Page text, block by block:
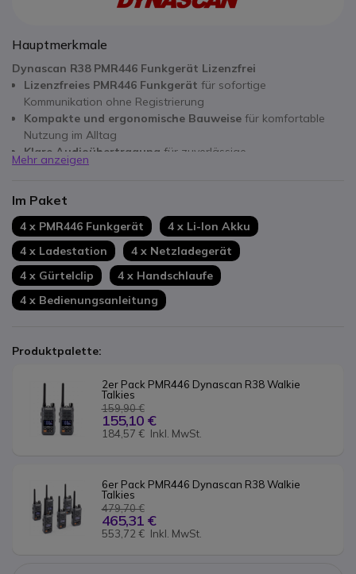
Hauptmerkmale
Dynascan R38 PMR446 Funkgerät Lizenzfrei
Lizenzfreies PMR446 Funkgerät für sofortige
Kommunikation ohne Registrierung
Kompakte und ergonomische Bauweise für komfortable
Nutzung im Alltag
Klare Audioübertragung für zuverlässige
Teamkommunikation
Mehr anzeigen
Im Paket
4 x PMR446 Funkgerät
4 x Li-Ion Akku
4 x Ladestation
4 x Netzladegerät
4 x Gürtelclip
4 x Handschlaufe
4 x Bedienungsanleitung
Produktpalette:
2er Pack PMR446 Dynascan R38 Walkie
Talkies
159,90 €
155,10 €
184,57 € Inkl. MwSt.
6er Pack PMR446 Dynascan R38 Walkie
Talkies
479,70 €
465,31 €
553,72 € Inkl. MwSt.